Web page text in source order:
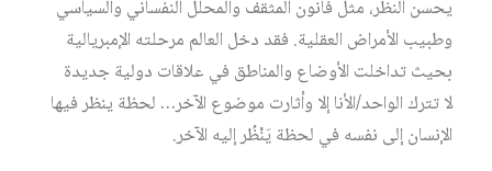
يحسن النظر، مثل فانون المثقف والمحلل النفساني والسياسي
وطبيب الأمراض العقلية. فقد دخل العالم مرحلته الإمبريالية
بحيث تداخلت الأوضاع والمناطق في علاقات دولية جديدة
لا تترك الواحد/الأنا إلا وأثارت موضوع الآخر… لحظة ينظر فيها
الإنسان إلى نفسه في لحظة يَنْظُر إليه الآخر.